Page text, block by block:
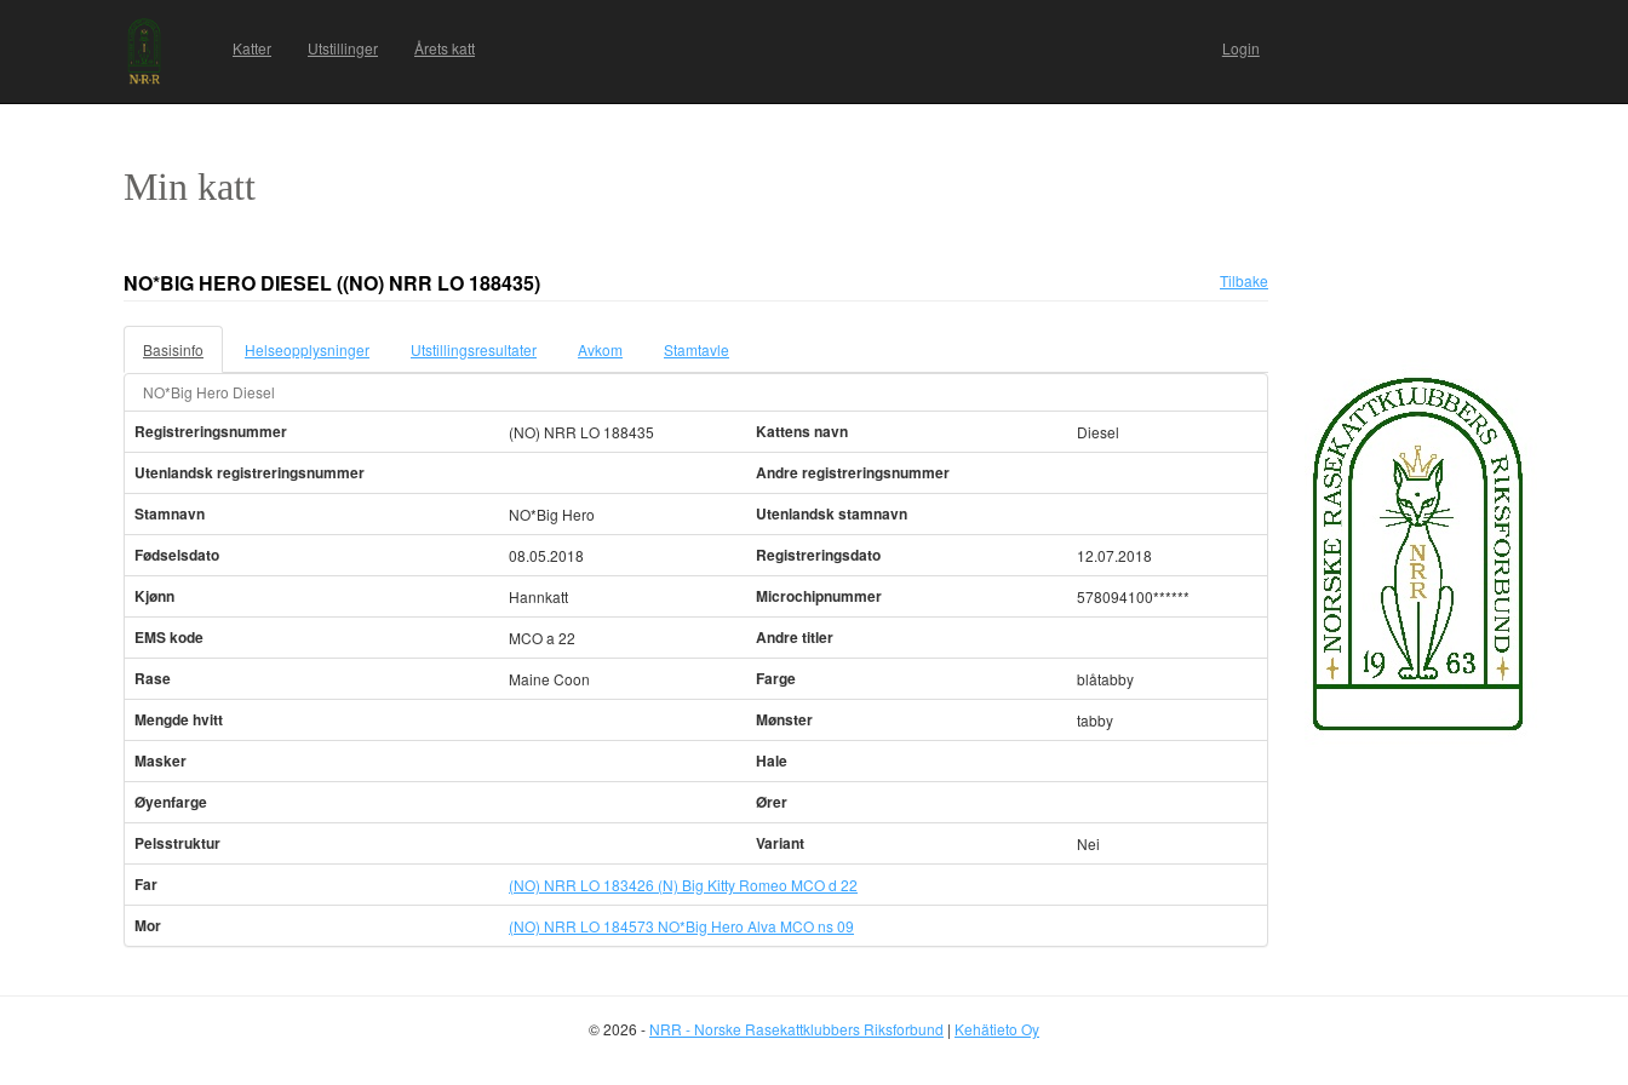
Katter Utstillinger Årets katt Login
Min katt
NO*BIG HERO DIESEL((NO) NRR LO 188435) Tilbake
Basisinfo Helseopplysninger Utstillingsresultater Avkom Stamtavle
NO*Big Hero Diesel
Registreringsnummer (NO) NRR LO 188435 Kattens navn Diesel
Utenlandsk registreringsnummer
Andre registreringsnummer
Stamnavn
NO*Big Hero
Utenlandsk stamnavn
Fødselsdato
08.05.2018 Registreringsdato 12.07.2018
Kjønn Hannkatt Microchipnummer 578094100******
EMS kode MCO a 22
Andre titler
Rase
Maine Coon Farge blåtabby
Mengde hvitt Mønster tabby
Masker
Hale
Øyenfarge
Ører
Pelsstruktur
Variant Nei
Far (NO) NRR LO 183426 (N) Big Kitty Romeo MCO d 22
Mor (NO) NRR LO 184573 NO*Big Hero Alva MCO ns 09
© 2026 - NRR - Norske Rasekattklubbers Riksforbund | Kehätieto Oy